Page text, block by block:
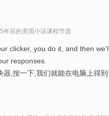
年后的美国小说课程节选
clicker, you do it, and then
responses.
器,按一下,我们就能在电脑上得